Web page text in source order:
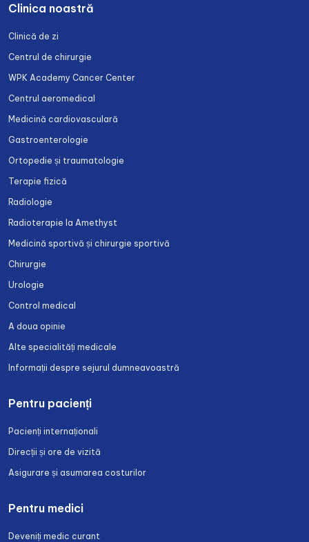
Clinica noastră
Clinică de zi
Centrul de chirurgie
WPK Academy Cancer Center
Centrul aeromedical
Medicină cardiovasculară
Gastroenterologie
Ortopedie și traumatologie
Terapie fizică
Radiologie
Radioterapie la Amethyst
Medicină sportivă și chirurgie sportivă
Chirurgie
Urologie
Control medical
A doua opinie
Alte specialități medicale
Informații despre sejurul dumneavoastră
Pentru pacienți
Pacienți internaționali
Direcții și ore de vizită
Asigurare și asumarea costurilor
Pentru medici
Deveniți medic curant